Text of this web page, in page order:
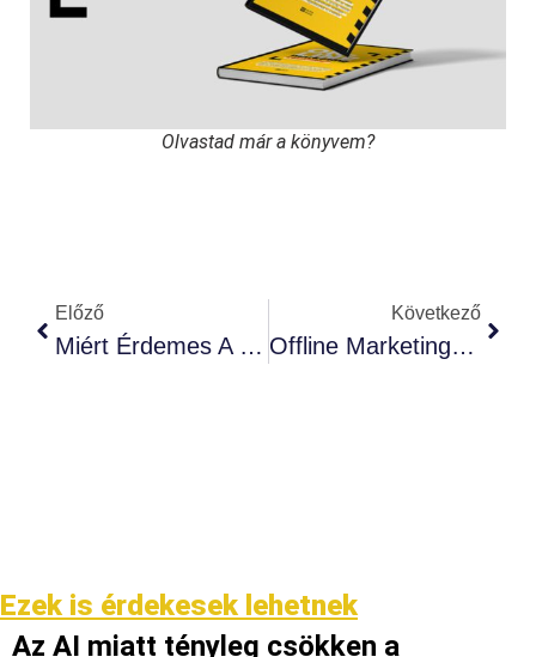
Olvastad már a könyvem?
Előző
Miért Érdemes A Fogkrém Történetén Keresztül Marketinget Tanulni?
Következő
Offline Marketing 2026-Ban: Mikor Éri Meg, És Mikor Pénzkidobás?
Ezek is érdekesek lehetnek
Az AI miatt tényleg csökken a